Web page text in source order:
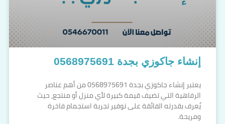
إنشاء جاكوزي بجدة 0568975691
يعتبر إنشاء جاكوزي بجدة 0568975691 من أهم عناصر
الرفاهية التي تضيف قيمة كبيرة لأي منزل أو منتجع، حيث
يُعرف بقدرته الفائقة على توفير تجربة استجمام فاخرة
ومريحة.